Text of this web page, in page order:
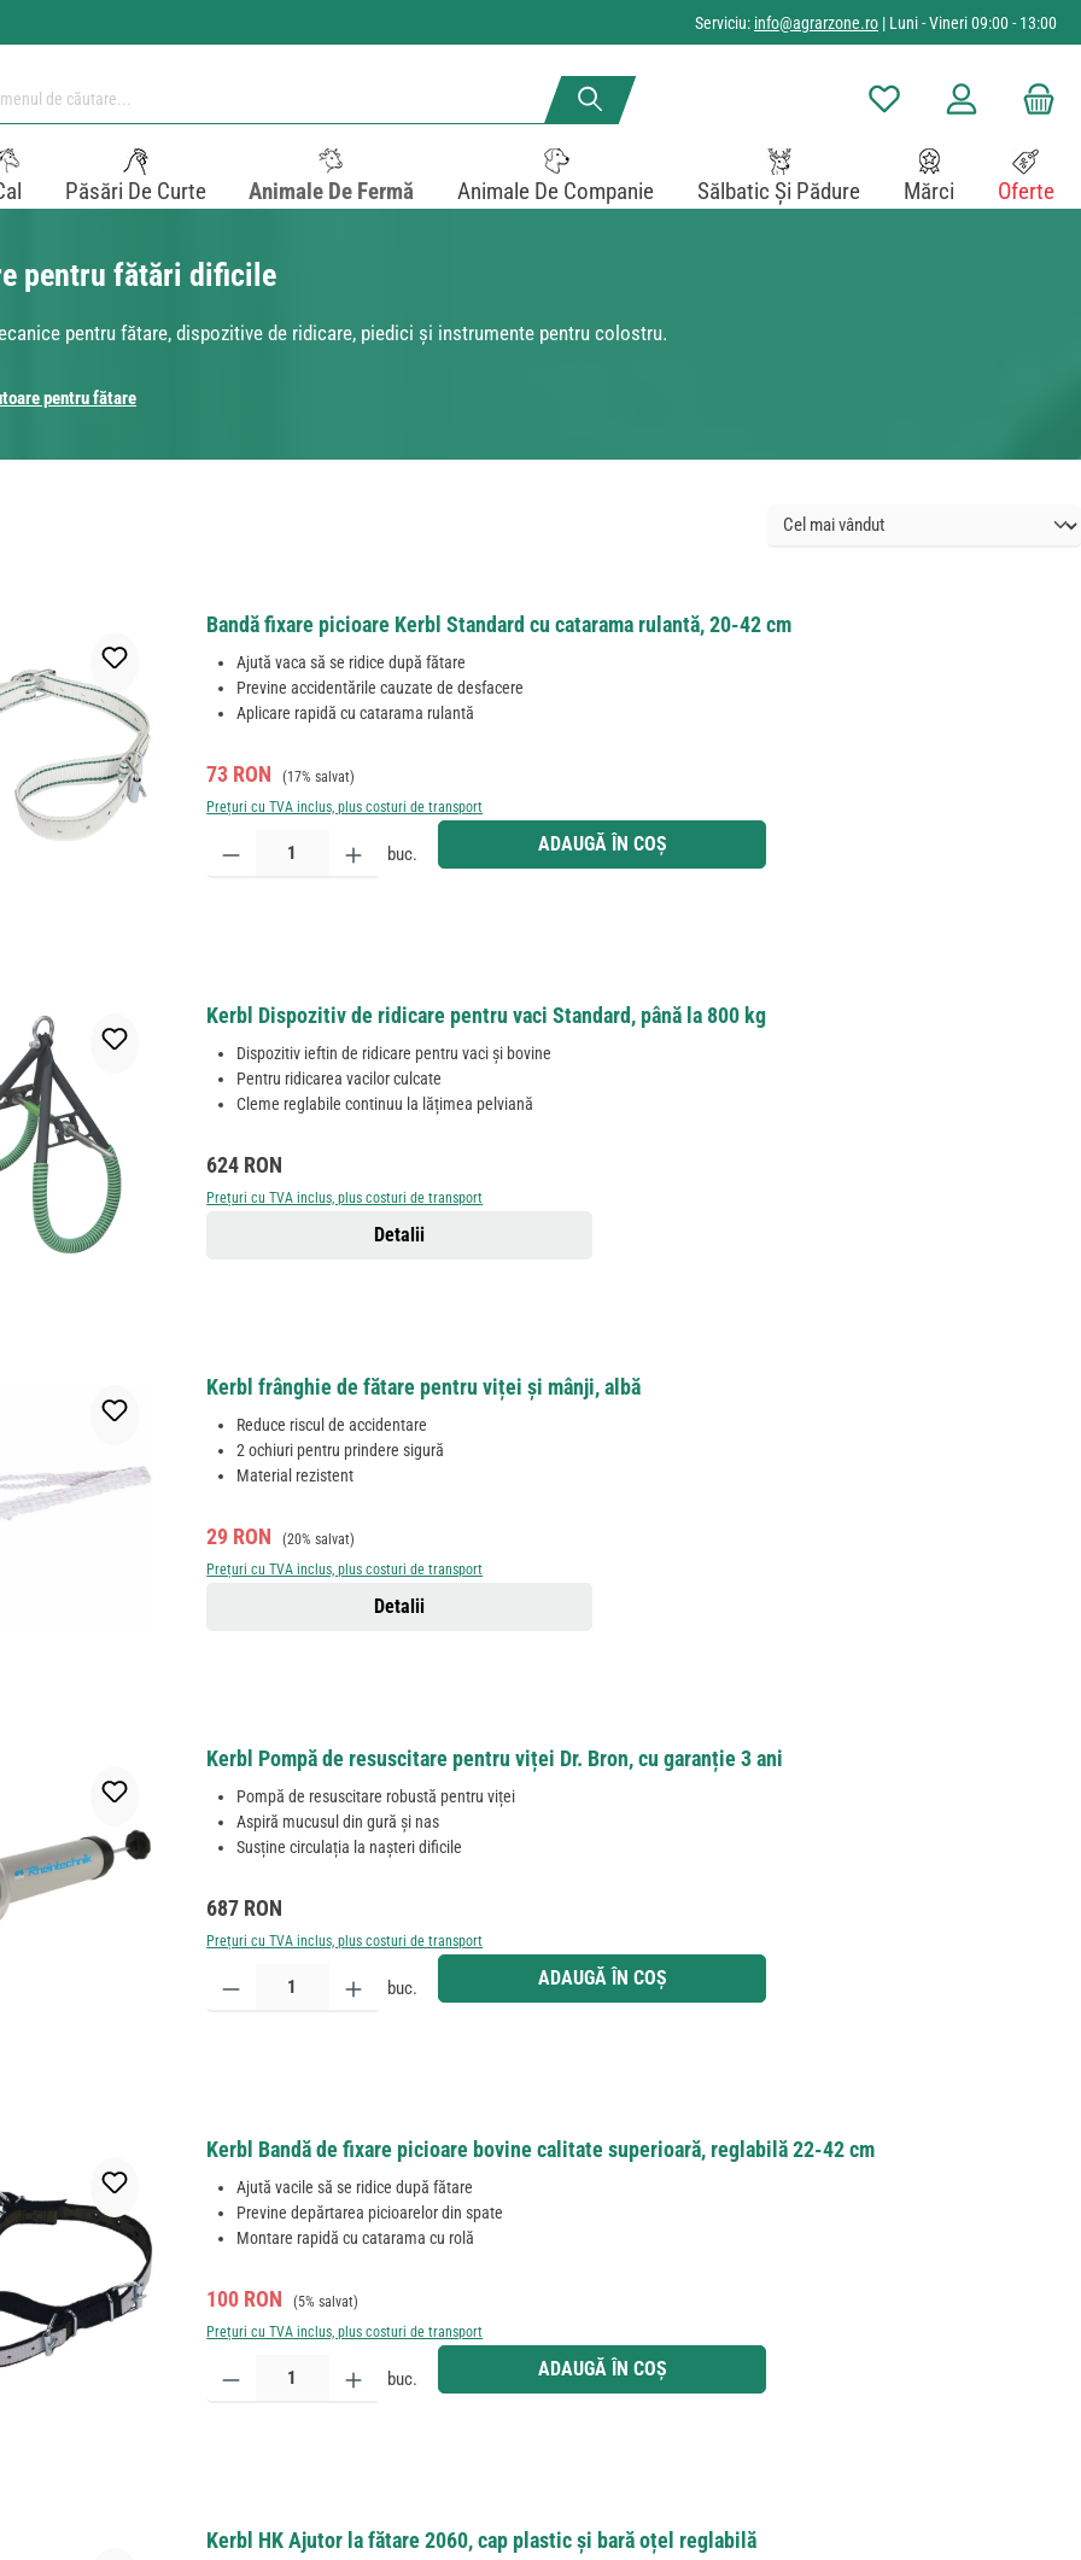
Serviciu: info@agrarzone.ro | Luni - Vineri 09:00 - 13:00
Aveți 0 articole din lista
Păsări De Curte Animale De Fermă Animale De Companie Sălbatic Și Pădure Mărci Oferte
pentru fătări dificile
pentru fătare, dispozitive de ridicare, piedici și instrumente pentru colostru.
pentru fătare
Bandă fixare picioare Kerbl Standard cu catarama rulantă, 20-42 cm
Ajută vaca să se ridice după fătare
Previne accidentările cauzate de desfacere
Aplicare rapidă cu catarama rulantă
Preț de vânzare:
73 RON Preț obișnuit:
(17% salvat)
Prețuri cu TVA inclus, plus costuri de transport
Cantitate produs: Introduceți cantitatea dorită sau utilizați butoanele pentru a mări sau micșora cantitatea.
buc. ADAUGĂ ÎN COȘ
Kerbl Dispozitiv de ridicare pentru vaci Standard, până la 800 kg
Dispozitiv ieftin de ridicare pentru vaci și bovine
Pentru ridicarea vacilor culcate
Cleme reglabile continuu la lățimea pelviană
Preț obișnuit:
624 RON
Prețuri cu TVA inclus, plus costuri de transport
Detalii
Kerbl frânghie de fătare pentru viței și mânji, albă
Reduce riscul de accidentare
2 ochiuri pentru prindere sigură
Material rezistent
Preț de vânzare:
29 RON Preț obișnuit:
(20% salvat)
Prețuri cu TVA inclus, plus costuri de transport
Detalii
Kerbl Pompă de resuscitare pentru viței Dr. Bron, cu garanție 3 ani
Pompă de resuscitare robustă pentru viței
Aspiră mucusul din gură și nas
Susține circulația la nașteri dificile
Preț obișnuit:
687 RON
Prețuri cu TVA inclus, plus costuri de transport
Cantitate produs: Introduceți cantitatea dorită sau utilizați butoanele pentru a mări sau micșora cantitatea.
buc. ADAUGĂ ÎN COȘ
Kerbl Bandă de fixare picioare bovine calitate superioară, reglabilă 22-42 cm
Ajută vacile să se ridice după fătare
Previne depărtarea picioarelor din spate
Montare rapidă cu catarama cu rolă
Preț de vânzare:
100 RON Preț obișnuit:
(5% salvat)
Prețuri cu TVA inclus, plus costuri de transport
Cantitate produs: Introduceți cantitatea dorită sau utilizați butoanele pentru a mări sau micșora cantitatea.
buc. ADAUGĂ ÎN COȘ
Kerbl HK Ajutor la fătare 2060, cap plastic și bară oțel reglabilă